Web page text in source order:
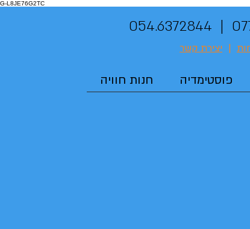
G-L8JE76G2TC
| יצירת קשר
פוסטימדיה חנות חוויה